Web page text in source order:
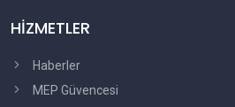
HİZMETLER
Haberler
MEP Güvencesi